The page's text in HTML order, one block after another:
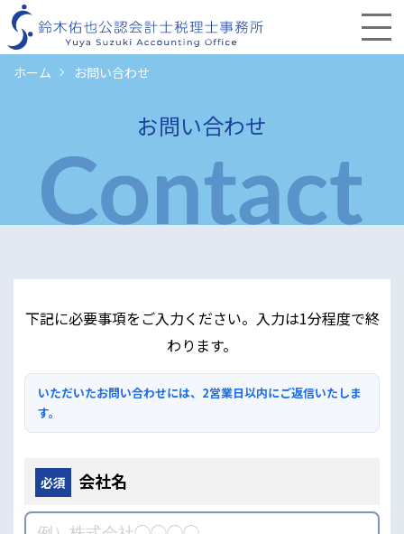
ホーム お問い合わせ
お問い合わせ
下記に必要事項をご入力ください。入力は1分程度で終
わります。
いただいたお問い合わせには、2営業日以内にご返信いたしま
す。
必須 会社名